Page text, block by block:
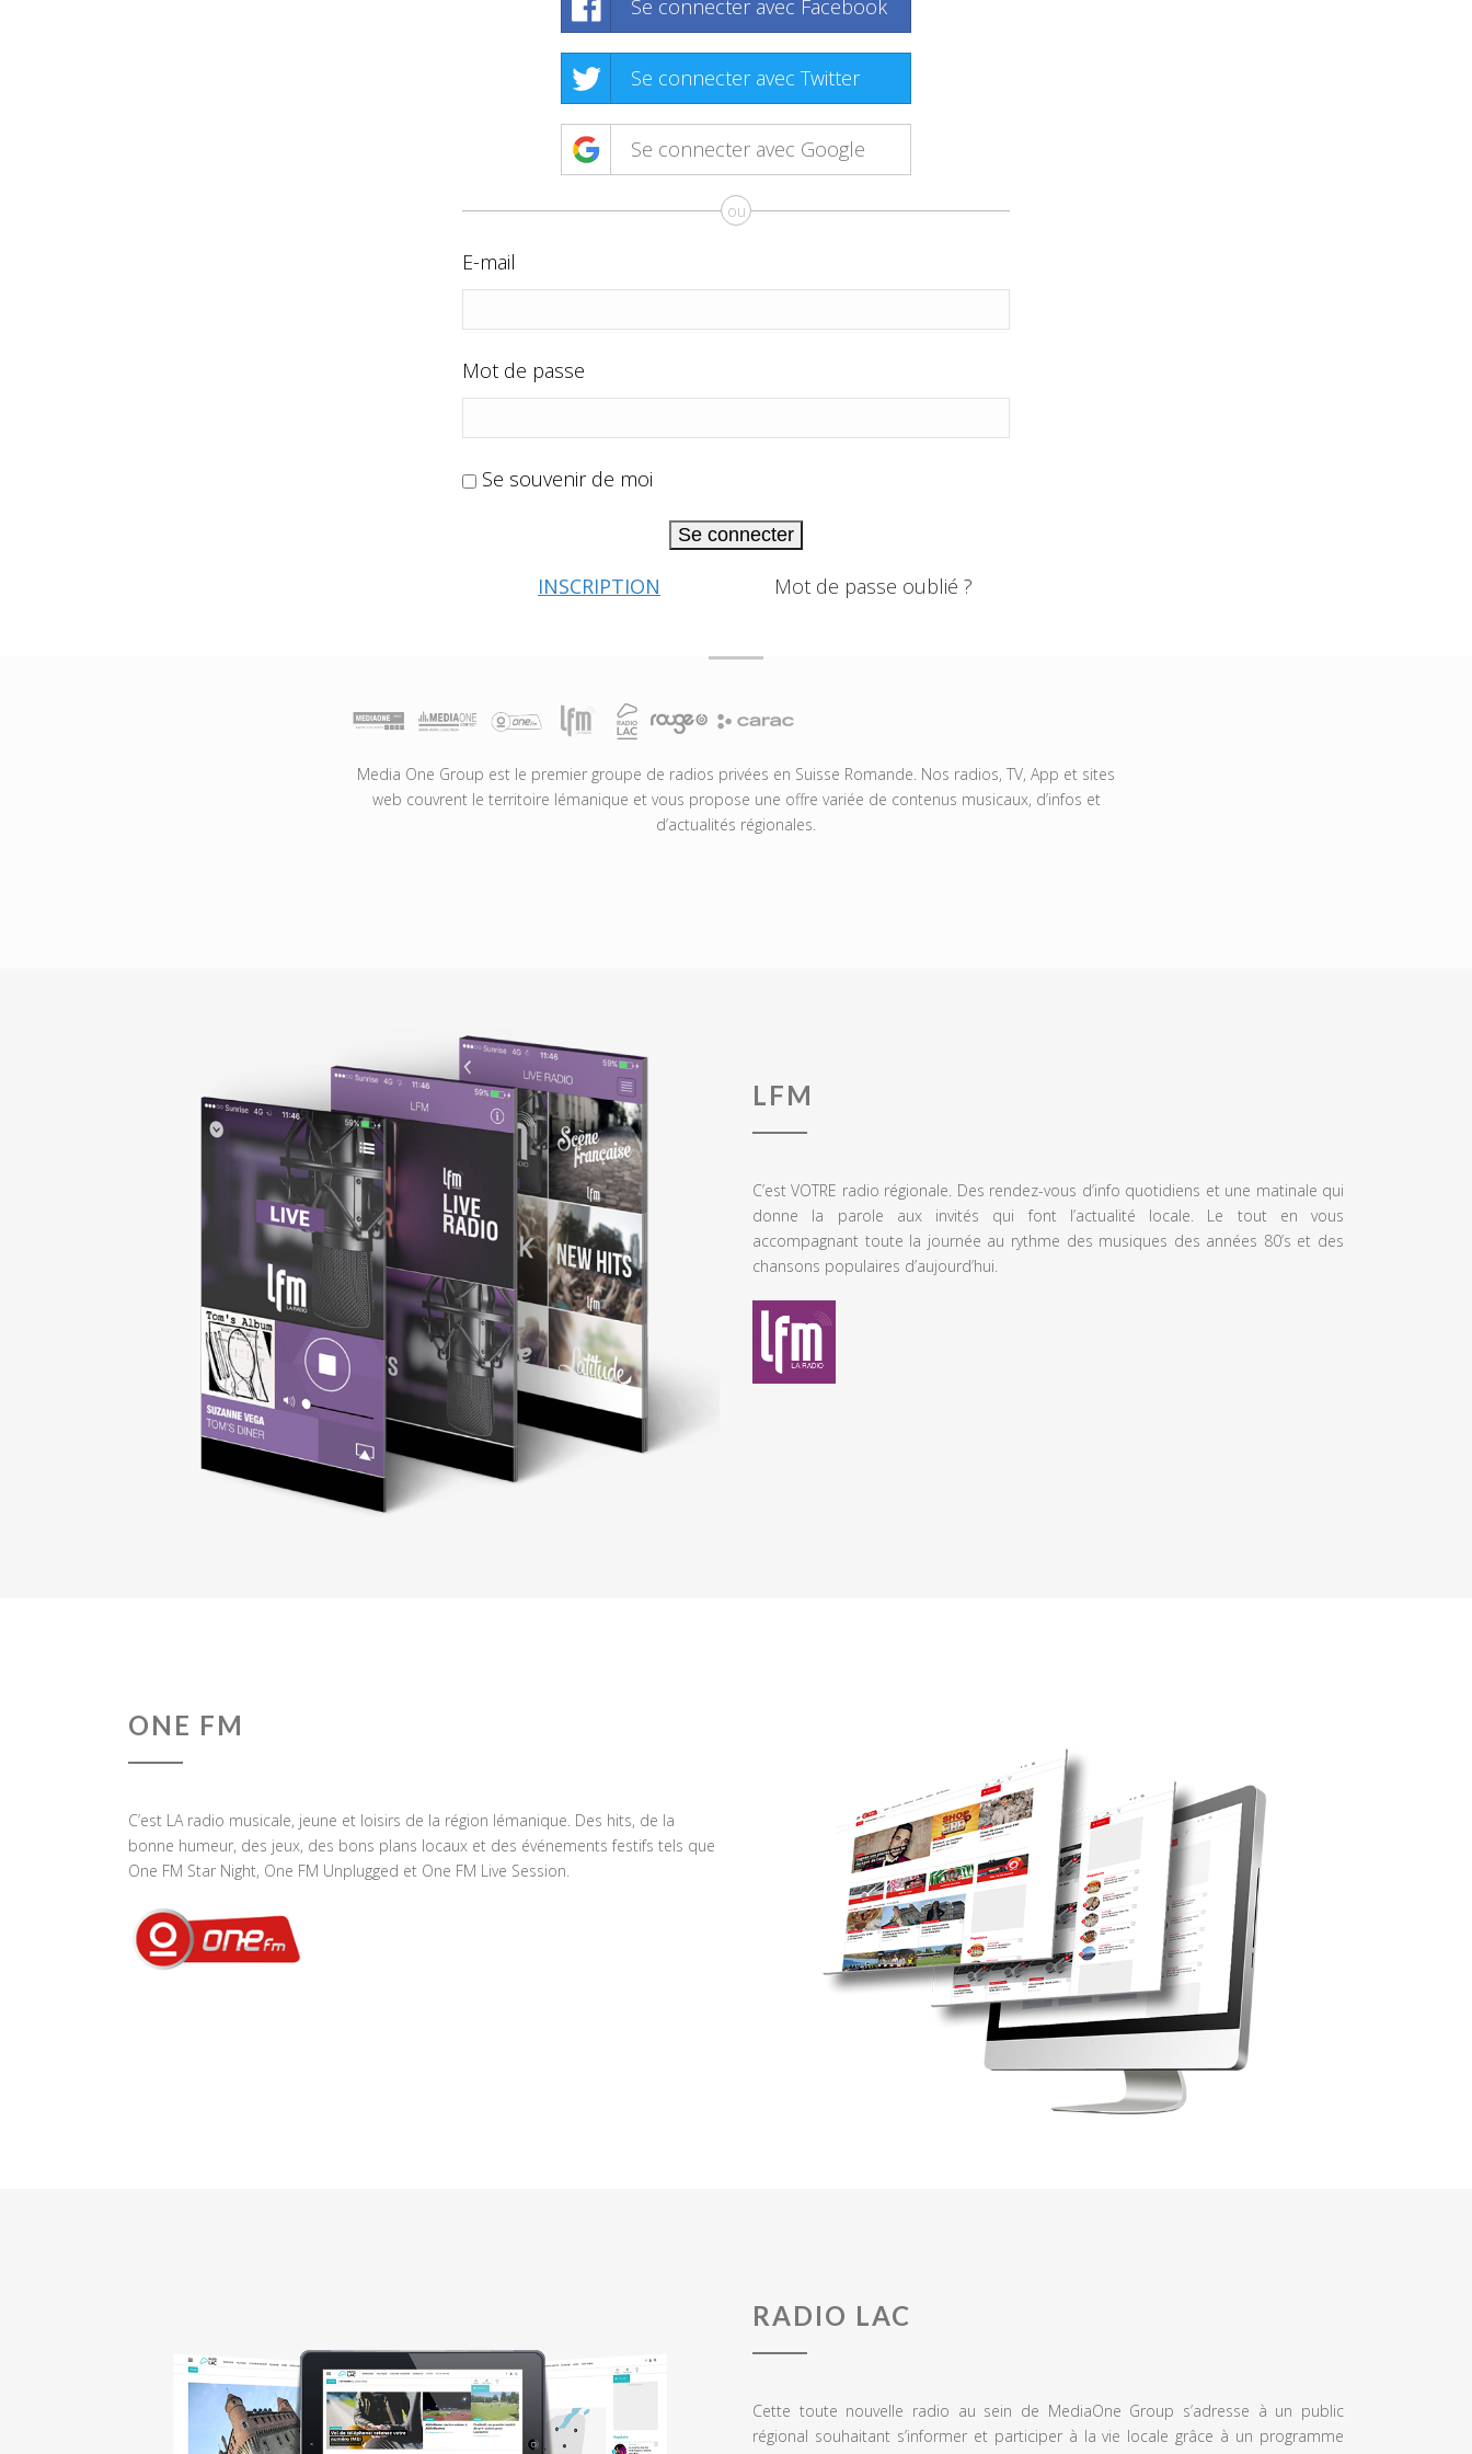
Se connecter avec Facebook
Se connecter avec Twitter
Se connecter avec Google
ou
E-mail
Mot de passe
Se souvenir de moi
Se connecter
INSCRIPTION Mot de passe oublié ?
Media One Group est le premier groupe de radios privées en Suisse Romande. Nos radios, TV, App et sites
web couvrent le territoire lémanique et vous propose une offre variée de contenus musicaux, d’infos et
d’actualités régionales.
LFM
C’est VOTRE radio régionale. Des rendez-vous d’info quotidiens et une matinale qui
donne la parole aux invités qui font l’actualité locale. Le tout en vous
accompagnant toute la journée au rythme des musiques des années 80’s et des
chansons populaires d’aujourd’hui.
ONE FM
C’est LA radio musicale, jeune et loisirs de la région lémanique. Des hits, de la
bonne humeur, des jeux, des bons plans locaux et des événements festifs tels que
One FM Star Night, One FM Unplugged et One FM Live Session.
RADIO LAC
Cette toute nouvelle radio au sein de MediaOne Group s’adresse à un public
régional souhaitant s’informer et participer à la vie locale grâce à un programme